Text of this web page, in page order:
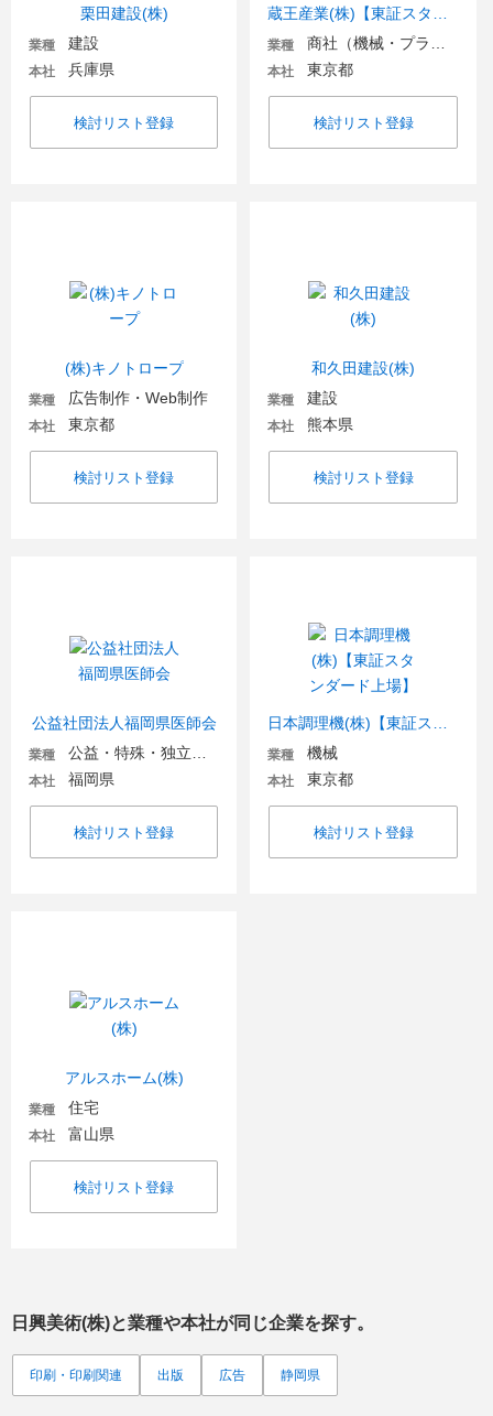
栗田建設(株)
業種 建設
本社 兵庫県
検討リスト登録
業種
本社 東京都
検討リスト登録
(株)キノトロープ
業種 広告制作・Web制作
本社 東京都
検討リスト登録
和久田建設(株)
業種 建設
本社 熊本県
検討リスト登録
公益社団法人福岡県医師会
業種
本社 福岡県
検討リスト登録
業種 機械
本社 東京都
検討リスト登録
アルスホーム(株)
業種 住宅
本社 富山県
検討リスト登録
日興美術(株)と業種や本社が同じ企業を探す。
印刷・印刷関連 出版 広告 静岡県